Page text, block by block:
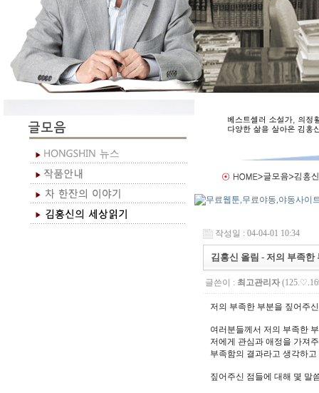
작성일 : 04-04-01 10:34
김홍신 올림 - 저의 부족
글쓴이 : 최고관리자
저의 부족한 부분을 짚어주
여러분들께서 저의 부족한
저에게 관심과 애정을 가져
부족함의 결과라고 생각하
짚어주신 점들에 대해 몇 말